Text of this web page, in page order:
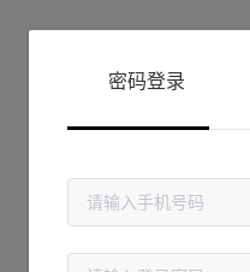
抱歉!
密码登录